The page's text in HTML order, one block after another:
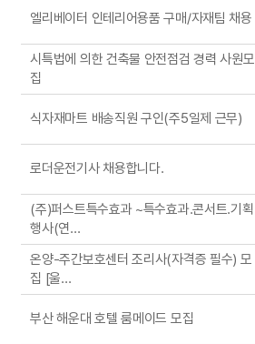
엘리베이터 인테리어용품 구매/자재팀 채용
시특법에 의한 건축물 안전점검 경력 사원모
집
식자재마트 배송직원 구인(주5일제 근무)
로더운전기사 채용합니다.
(주)퍼스트특수효과 ~특수효과.콘서트.기획
행사(연...
온양-주간보호센터 조리사(자격증 필수) 모
집 [울...
부산 해운대 호텔 룸메이드 모집